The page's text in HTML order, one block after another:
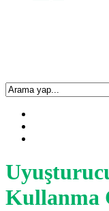
Kullanma